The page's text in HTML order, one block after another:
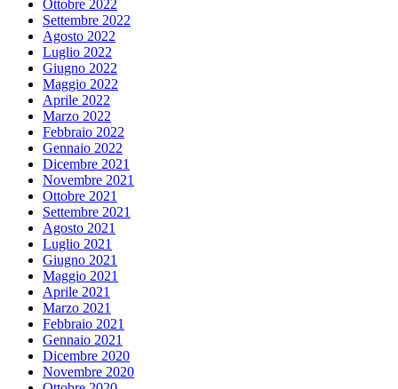
Ottobre 2022
Settembre 2022
Agosto 2022
Luglio 2022
Giugno 2022
Maggio 2022
Aprile 2022
Marzo 2022
Febbraio 2022
Gennaio 2022
Dicembre 2021
Novembre 2021
Ottobre 2021
Settembre 2021
Agosto 2021
Luglio 2021
Giugno 2021
Maggio 2021
Aprile 2021
Marzo 2021
Febbraio 2021
Gennaio 2021
Dicembre 2020
Novembre 2020